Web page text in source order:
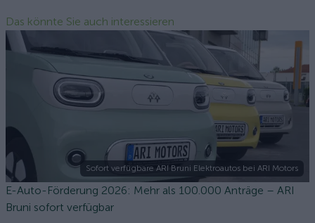
Das könnte Sie auch interessieren
Sofort verfügbare ARI Bruni Elektroautos bei ARI Motors
E-Auto-Förderung 2026: Mehr als 100.000 Anträge – ARI
Bruni sofort verfügbar